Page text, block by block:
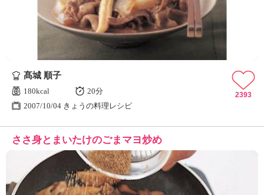
髙城 順子
180kcal
20分
2007/10/04 きょうの料理レシピ
2393
ささ身とまいたけのごまマヨ炒め